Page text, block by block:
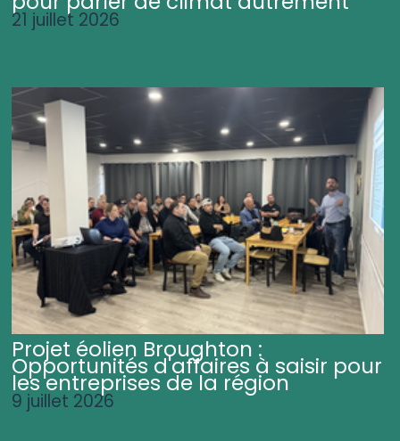
21 juillet 2026
Projet éolien Broughton :
Opportunités d'affaires à saisir pour
les entreprises de la région
9 juillet 2026